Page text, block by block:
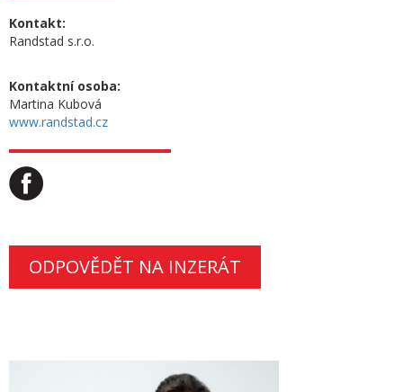
Kontakt:
Randstad s.r.o.
Kontaktní osoba:
Martina Kubová
www.randstad.cz
ODPOVĚDĚT NA INZERÁT